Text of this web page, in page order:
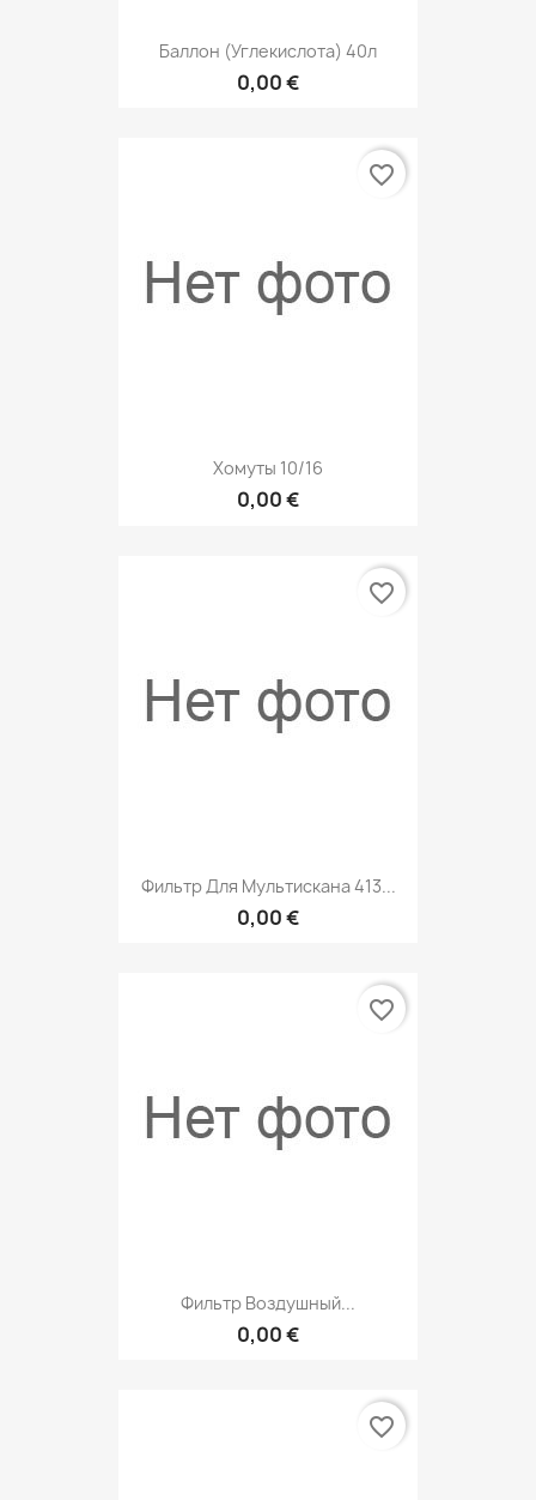
Баллон (углекислота) 40л
0,00 €
Хомуты 10/16
0,00 €
favorite_border
Фильтр Для Мультискана 413...
0,00 €
favorite_border
Фильтр Воздушный...
0,00 €
favorite_border
favorite_border